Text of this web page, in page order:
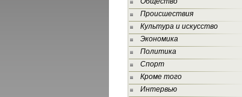
Происшествия
Культура и искусство
Экономика
Политика
Спорт
Кроме того
Интервью